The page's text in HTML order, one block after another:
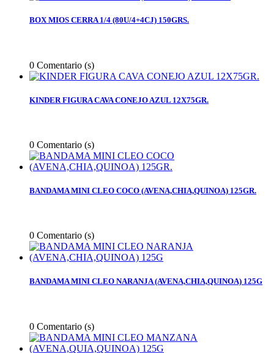
BOX MIOS CERRA 1/4 (80U/4+4CJ) 150GRS.
0 Comentario (s)
KINDER FIGURA CAVA CONEJO AZUL 12X75GR.
0 Comentario (s)
BANDAMA MINI CLEO COCO (AVENA,CHIA,QUINOA) 125GR.
0 Comentario (s)
BANDAMA MINI CLEO NARANJA (AVENA,CHIA,QUINOA) 125G
0 Comentario (s)